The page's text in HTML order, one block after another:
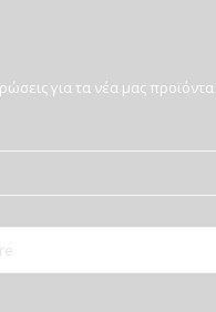
για τα νέα μας προϊόντα